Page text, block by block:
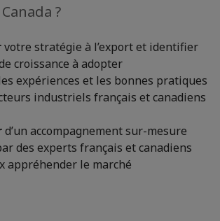
?
votre stratégie à l’export et identifier
croissance à adopter
expériences et les bonnes pratiques
industriels français et canadiens
d’un accompagnement sur-mesure
des experts français et canadiens
appréhender le marché